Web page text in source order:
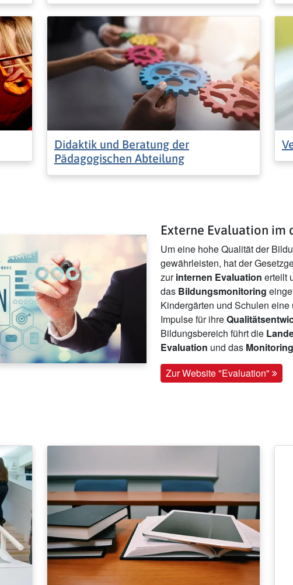
Didaktik und Beratung der
Pädagogischen Abteilung
Externe Evaluation im
Um eine hohe Qualität der
gewährleisten, hat der
zurinternen Evaluation erteilt
das Bildungsmonitoring
Kindergärten und Schulen
Impulse für ihre
Bildungsbereich führt die
Evaluation und das Monitoring
Zur Website "Evaluation"